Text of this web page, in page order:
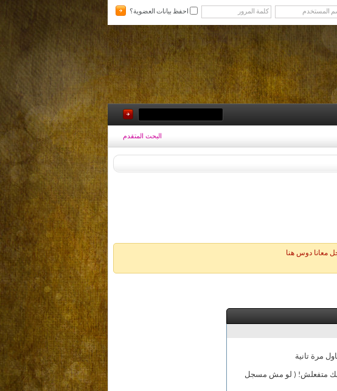
احفظ بيانات العضوية؟
البحث المتقدم
معانا دوس هنا
مرة تانية
متفعلش! ( لو مش مسجل